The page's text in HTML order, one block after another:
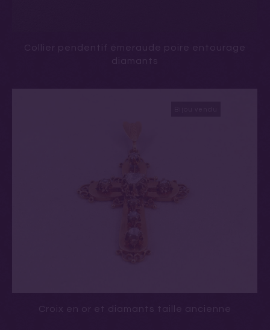
Collier pendentif émeraude poire entourage
diamants
Croix en or et diamants taille ancienne